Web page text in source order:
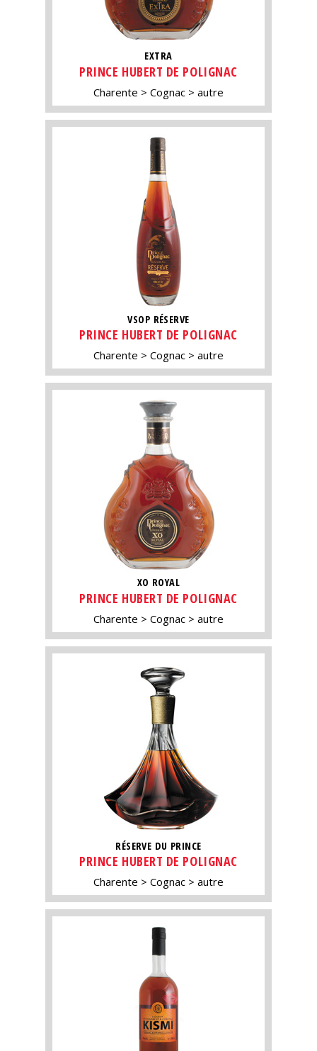
EXTRA
PRINCE HUBERT DE POLIGNAC
Charente Cognac autre
VSOP RÉSERVE
PRINCE HUBERT DE POLIGNAC
Charente Cognac autre
XO ROYAL
PRINCE HUBERT DE POLIGNAC
Charente Cognac autre
RÉSERVE DU PRINCE
PRINCE HUBERT DE POLIGNAC
Charente Cognac autre